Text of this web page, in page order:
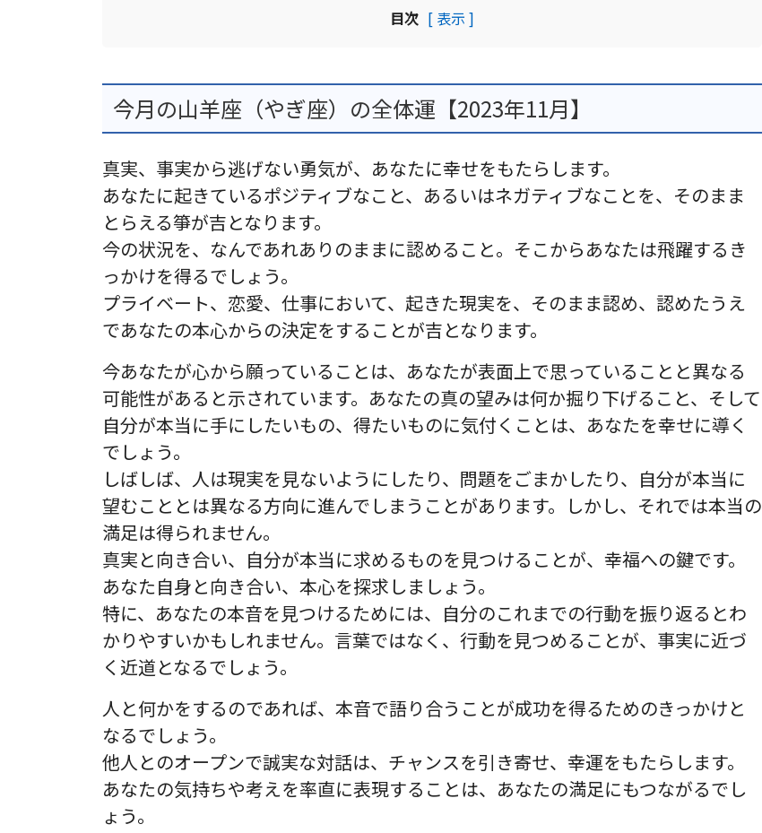
目次 [ 表示 ]
今月の山羊座（やぎ座）の全体運【2023年11月】
真実、事実から逃げない勇気が、あなたに幸せをもたらします。
あなたに起きているポジティブなこと、あるいはネガティブなことを、そのまま
とらえる箏が吉となります。
今の状況を、なんであれありのままに認めること。そこからあなたは飛躍するき
っかけを得るでしょう。
プライベート、恋愛、仕事において、起きた現実を、そのまま認め、認めたうえ
であなたの本心からの決定をすることが吉となります。
今あなたが心から願っていることは、あなたが表面上で思っていることと異なる
可能性があると示されています。あなたの真の望みは何か掘り下げること、そして
自分が本当に手にしたいもの、得たいものに気付くことは、あなたを幸せに導く
でしょう。
しばしば、人は現実を見ないようにしたり、問題をごまかしたり、自分が本当に
望むこととは異なる方向に進んでしまうことがあります。しかし、それでは本当の
満足は得られません。
真実と向き合い、自分が本当に求めるものを見つけることが、幸福への鍵です。
あなた自身と向き合い、本心を探求しましょう。
特に、あなたの本音を見つけるためには、自分のこれまでの行動を振り返るとわ
かりやすいかもしれません。言葉ではなく、行動を見つめることが、事実に近づ
く近道となるでしょう。
人と何かをするのであれば、本音で語り合うことが成功を得るためのきっかけと
なるでしょう。
他人とのオープンで誠実な対話は、チャンスを引き寄せ、幸運をもたらします。
あなたの気持ちや考えを率直に表現することは、あなたの満足にもつながるでし
ょう。